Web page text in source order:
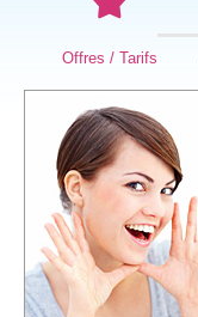
Offres / Tarifs